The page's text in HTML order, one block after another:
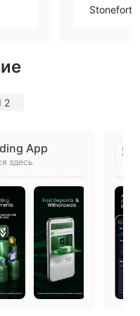
Stonefort
2
App
здесь